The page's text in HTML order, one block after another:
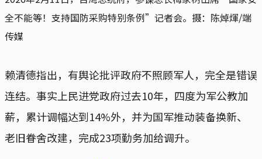
全不能等！支持国防采购特别条例”记者会。摄：陈焯煇/端
传媒
赖清德指出，有舆论批评政府不照顾军人，完全是错误
连结。事实上民进党政府过去10年，四度为军公教加
薪，累计调幅达到14%外，并为国军推动装备换新、
老旧眷舍改建，完成23项勤务加给调升。